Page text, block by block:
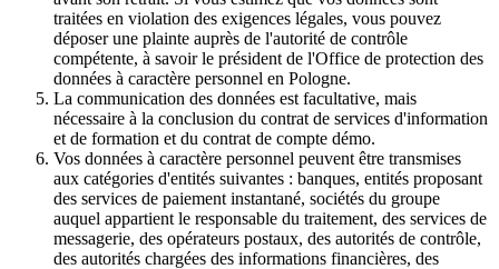
traitées en violation des exigences légales, vous pouvez
déposer une plainte auprès de l'autorité de contrôle
compétente, à savoir le président de l'Office de protection des
données à caractère personnel en Pologne.
La communication des données est facultative, mais
nécessaire à la conclusion du contrat de services d'information
et de formation et du contrat de compte démo.
Vos données à caractère personnel peuvent être transmises
aux catégories d'entités suivantes : banques, entités proposant
des services de paiement instantané, sociétés du groupe
auquel appartient le responsable du traitement, des services de
messagerie, des opérateurs postaux, des autorités de contrôle,
des autorités chargées des informations financières, des